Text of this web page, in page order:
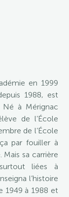
en 1999
1988, est
à Mérignac
de l’École
de l’École
par fouiller à
sa carrière
liées à
l’histoire
1949 à 1988 et